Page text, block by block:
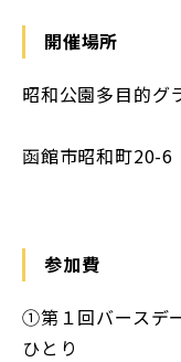
開催場所
昭和公園多目的グ
函館市昭和町20-6
参加費
①第１回バース
ひとり